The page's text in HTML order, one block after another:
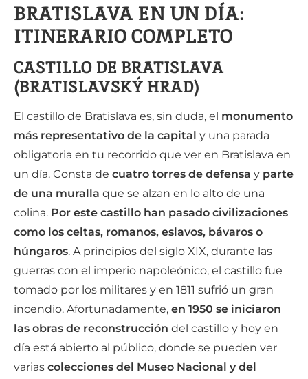
BRATISLAVA EN UN DÍA:
ITINERARIO COMPLETO
CASTILLO DE BRATISLAVA
(BRATISLAVSKÝ HRAD)
El castillo de Bratislava es, sin duda, el monumento
más representativo de la capital y una parada
obligatoria en tu recorrido que ver en Bratislava en
un día. Consta de cuatro torres de defensa y parte
de una muralla que se alzan en lo alto de una
colina. Por este castillo han pasado civilizaciones
como los celtas, romanos, eslavos, bávaros o
húngaros. A principios del siglo XIX, durante las
guerras con el imperio napoleónico, el castillo fue
tomado por los militares y en 1811 sufrió un gran
incendio. Afortunadamente, en 1950 se iniciaron
las obras de reconstrucción del castillo y hoy en
día está abierto al público, donde se pueden ver
varias colecciones del Museo Nacional y del